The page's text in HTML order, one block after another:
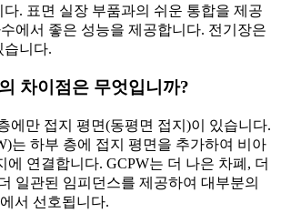
. 표면 실장 부품과의 쉬운 통합을 제공
에서 좋은 성능을 제공합니다. 전기장은
습니다.
차이점은 무엇입니까?
에만 접지 평면(동평면 접지)이 있습니다.
는 하부 층에 접지 평면을 추가하여 비아
에 연결합니다. GCPW는 더 나은 차폐, 더
일관된 임피던스를 제공하여 대부분의
서 선호됩니다.